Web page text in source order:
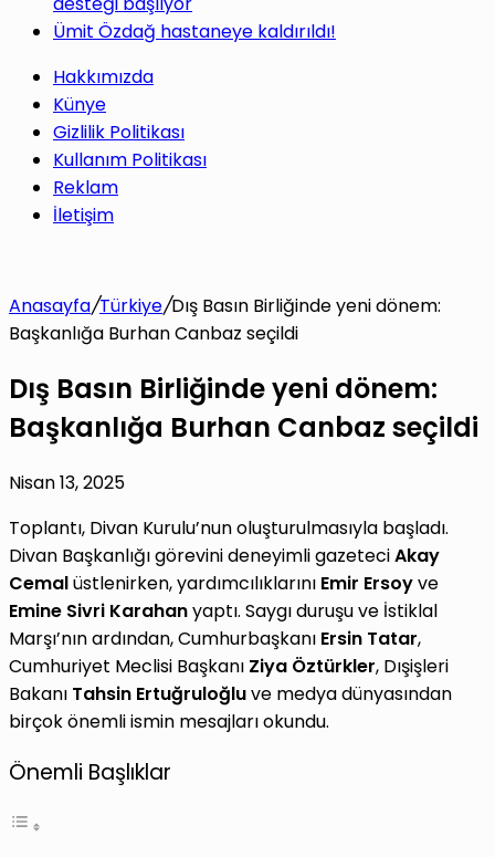
Ümit Özdağ hastaneye kaldırıldı!
Hakkımızda
Künye
Gizlilik Politikası
Kullanım Politikası
Reklam
İletişim
Anasayfa/Türkiye/Dış Basın Birliğinde yeni dönem:
Başkanlığa Burhan Canbaz seçildi
Dış Basın Birliğinde yeni dönem:
Başkanlığa Burhan Canbaz seçildi
Nisan 13, 2025
Toplantı, Divan Kurulu’nun oluşturulmasıyla başladı.
Divan Başkanlığı görevini deneyimli gazeteciAkay
Cemalüstlenirken, yardımcılıklarını Emir Ersoyve
Emine Sivri Karahanyaptı. Saygı duruşu ve İstiklal
Marşı’nın ardından, Cumhurbaşkanı Ersin Tatar,
Cumhuriyet Meclisi Başkanı Ziya Öztürkler, Dışişleri
Bakanı Tahsin Ertuğruloğluve medya dünyasından
birçok önemli ismin mesajları okundu.
Önemli Başlıklar